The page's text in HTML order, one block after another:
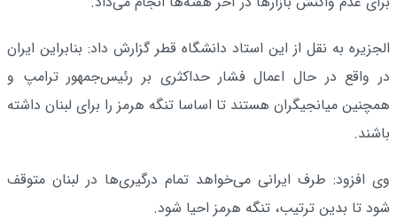
الجزیره به نقل از این استاد دانشگاه قطر گزارش داد: بنابراین ایران
در واقع در حال اعمال فشار حداکثری بر رئیس‌جمهور ترامپ و
همچنین میانجیگران هستند تا اساسا تنگه هرمز را برای لبنان داشته
باشند.
وی افزود: طرف ایرانی می‌خواهد تمام درگیری‌ها در لبنان متوقف
شود تا بدین ترتیب، تنگه هرمز احیا شود.